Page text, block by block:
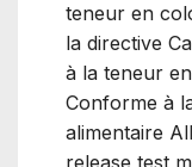
teneur en
la directive
à la teneur
Conforme à
alimentaire